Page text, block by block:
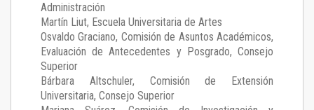
Administración
Martín Liut, Escuela Universitaria de Artes
Osvaldo Graciano, Comisión de Asuntos Académicos,
Evaluación de Antecedentes y Posgrado, Consejo
Superior
Bárbara Altschuler, Comisión de Extensión
Universitaria, Consejo Superior